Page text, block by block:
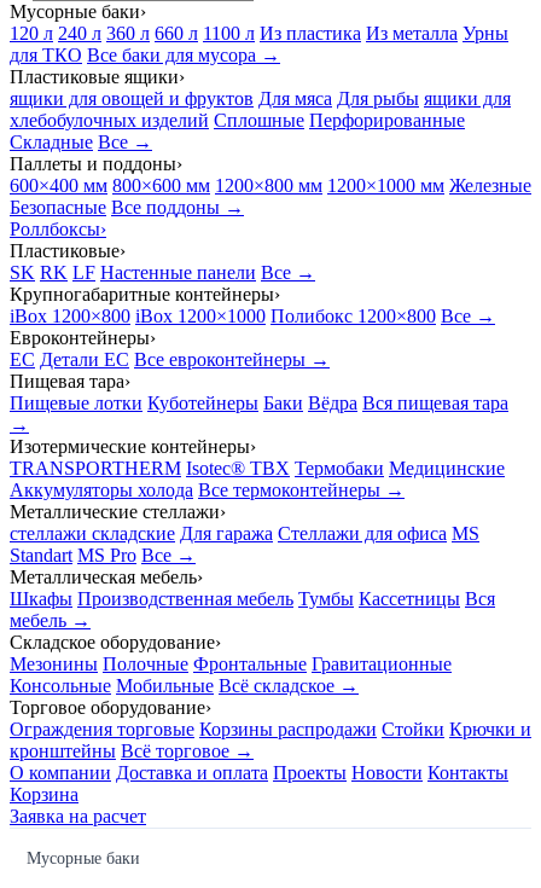
Мусорные баки›
120 л 240 л 360 л 660 л 1100 л Из пластика Из металла Урны
для ТКО Все баки для мусора →
Пластиковые ящики›
ящики для овощей и фруктов Для мяса Для рыбы ящики для
хлебобулочных изделий Сплошные Перфорированные
Складные Все →
Паллеты и поддоны›
600×400 мм 800×600 мм 1200×800 мм 1200×1000 мм Железные
Безопасные Все поддоны →
Роллбоксы›
Пластиковые›
SK RK LF Настенные панели Все →
Крупногабаритные контейнеры›
iBox 1200×800 iBox 1200×1000 Полибокс 1200×800 Все →
Евроконтейнеры›
EC Детали EC Все евроконтейнеры →
Пищевая тара›
Пищевые лотки Куботейнеры Баки Вёдра Вся пищевая тара
→
Изотермические контейнеры›
TRANSPORTHERM Isotec® TBX Термобаки Медицинские
Аккумуляторы холода Все термоконтейнеры →
Металлические стеллажи›
стеллажи складские Для гаража Стеллажи для офиса MS
Standart MS Pro Все →
Металлическая мебель›
Шкафы Производственная мебель Тумбы Кассетницы Вся
мебель →
Складское оборудование›
Мезонины Полочные Фронтальные Гравитационные
Консольные Мобильные Всё складское →
Торговое оборудование›
Ограждения торговые Корзины распродажи Стойки Крючки и
кронштейны Всё торговое →
О компании Доставка и оплата Проекты Новости Контакты
Корзина
Заявка на расчет
Мусорные баки